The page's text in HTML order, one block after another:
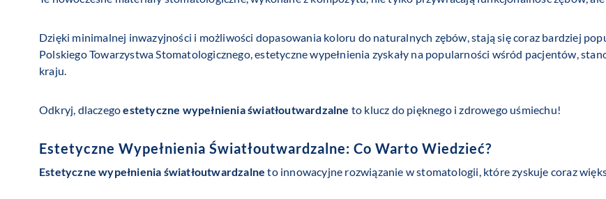
Dzięki minimalnej inwazyjności i możliwości dopasowania koloru do naturalnych zębów, stają się coraz bardziej
Polskiego Towarzystwa Stomatologicznego, estetyczne wypełnienia zyskały na popularności wśród pacjentów,
kraju.
Odkryj, dlaczegoestetyczne wypełnienia światłoutwardzalne to klucz do pięknego i zdrowego uśmiechu!
Estetyczne Wypełnienia Światłoutwardzalne: Co Warto Wiedzieć?
Estetyczne wypełnienia światłoutwardzalne to innowacyjne rozwiązanie w stomatologii, które zyskuje coraz